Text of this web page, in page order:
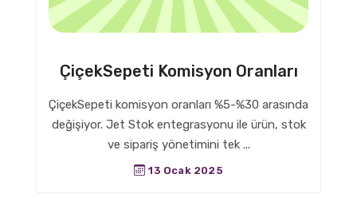
ÇiçekSepeti Komisyon Oranları
ÇiçekSepeti komisyon oranları %5-%30 arasında
değişiyor. Jet Stok entegrasyonu ile ürün, stok
ve sipariş yönetimini tek ...
13 Ocak 2025